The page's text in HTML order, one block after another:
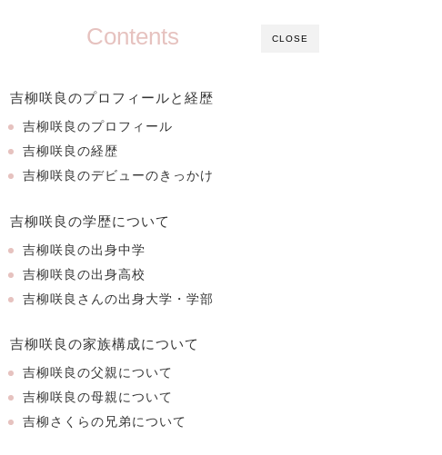
CLOSE
Contents
吉柳咲良のプロフィールと経歴
吉柳咲良のプロフィール
吉柳咲良の経歴
吉柳咲良のデビューのきっかけ
吉柳咲良の学歴について
吉柳咲良の出身中学
吉柳咲良の出身高校
吉柳咲良さんの出身大学・学部
吉柳咲良の家族構成について
吉柳咲良の父親について
吉柳咲良の母親について
吉柳さくらの兄弟について